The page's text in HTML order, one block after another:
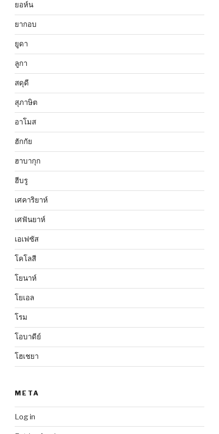
ยอห์น
ยากอบ
ยูดา
ลูกา
สดุดี
สุภาษิต
อาโมส
ฮักกัย
ฮาบากุก
ฮีบรู
เศคาริยาห์
เศฟันยาห์
เอเฟซัส
โคโลสี
โยนาห์
โยเอล
โรม
โอบาดีย์
โฮเชยา
META
Log in